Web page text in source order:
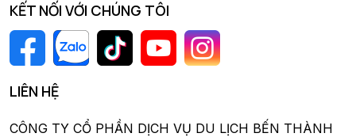
KẾT NỐI VỚI CHÚNG TÔI
LIÊN HỆ
CÔNG TY CỔ PHẦN DỊCH VỤ DU LỊCH BẾN THÀNH